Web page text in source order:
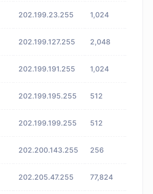
202.199.23.255 1,024
202.199.127.255 2,048
202.199.191.255 1,024
202.199.195.255 512
202.199.199.255 512
202.200.143.255 256
202.205.47.255 77,824